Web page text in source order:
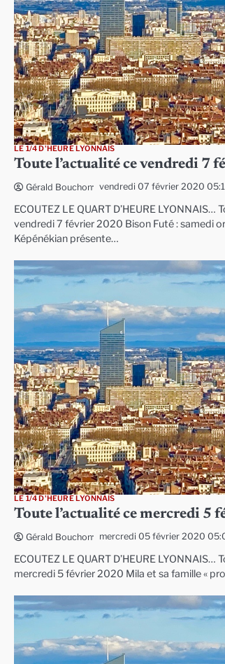
LE 1/4 D'HEURE LYONNAIS
Toute l’actualité ce vendredi 7
Gérald Bouchon vendredi 07 février 2020
ECOUTEZ LE QUART D’HEURE LYONNAIS…
vendredi 7 février 2020 Bison Futé : samedi
Képénékian présente…
LE 1/4 D'HEURE LYONNAIS
Toute l’actualité ce mercredi 5
Gérald Bouchon mercredi 05 février 2020
ECOUTEZ LE QUART D’HEURE LYONNAIS…
mercredi 5 février 2020 Mila et sa famille «